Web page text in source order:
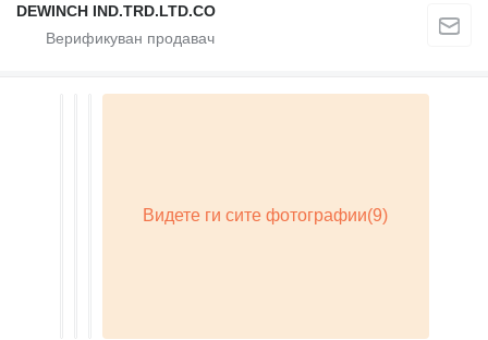
DEWINCH IND.TRD.LTD.CO